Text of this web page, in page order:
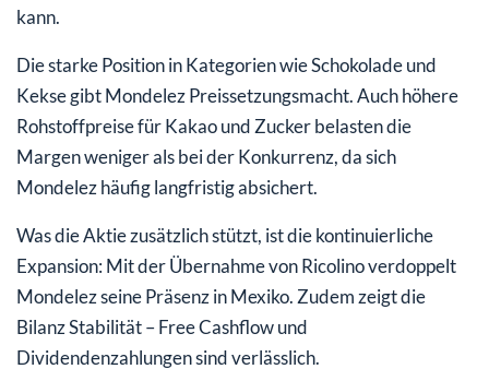
kann.
Die starke Position in Kategorien wie Schokolade und
Kekse gibt Mondelez Preissetzungsmacht. Auch höhere
Rohstoffpreise für Kakao und Zucker belasten die
Margen weniger als bei der Konkurrenz, da sich
Mondelez häufig langfristig absichert.
Was die Aktie zusätzlich stützt, ist die kontinuierliche
Expansion: Mit der Übernahme von Ricolino verdoppelt
Mondelez seine Präsenz in Mexiko. Zudem zeigt die
Bilanz Stabilität – Free Cashflow und
Dividendenzahlungen sind verlässlich.